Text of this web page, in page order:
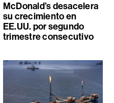
McDonald’s desacelera
su crecimiento en
EE.UU. por segundo
trimestre consecutivo